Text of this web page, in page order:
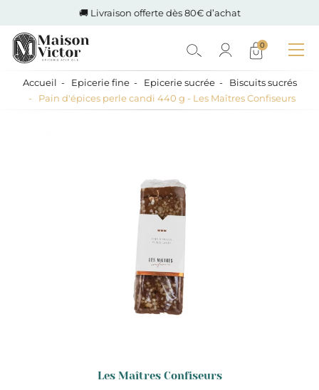
🚚 Livraison offerte dès 80€ d’achat
0
Accueil Epicerie fine Epicerie sucrée
Biscuits sucrés
Pain d'épices perle candi 440 g - Les Maîtres Confiseurs
Les Maîtres Confiseurs